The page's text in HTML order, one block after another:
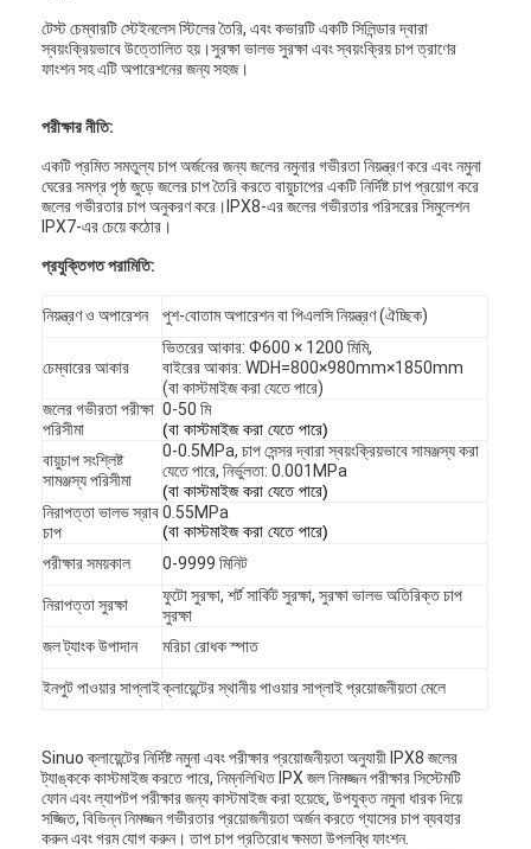
টেস্ট চেম্বারটি স্টেইনলেস স্টিলের তৈরি, এবং কভারটি একটি সিলিন্ডার দ্বারা
স্বয়ংক্রিয়ভাবে উত্তোলিত হয়।সুরক্ষা ভালভ সুরক্ষা এবং স্বয়ংক্রিয় চাপ ত্রাণের
ফাংশন সহ এটি অপারেশনের জন্য সহজ।
পরীক্ষার নীতি:
একটি প্রমিত সমতুল্য চাপ অর্জনের জন্য জলের নমুনার গভীরতা নিয়ন্ত্রণ করে এবং নমুনা
ঘেরের সমগ্র পৃষ্ঠ জুড়ে জলের চাপ তৈরি করতে বায়ুচাপের একটি নির্দিষ্ট চাপ প্রয়োগ করে
জলের গভীরতার চাপ অনুকরণ করে।IPX8-এর জলের গভীরতার পরিসরের সিমুলেশন
IPX7-এর চেয়ে কঠোর।
প্রযুক্তিগত পরামিতি:
নিয়ন্ত্রণ ও অপারেশন পুশ-বোতাম অপারেশন বা পিএলসি নিয়ন্ত্রণ (ঐচ্ছিক)
চেম্বারের আকার
ভিতরের আকার: Ф600 × 1200 মিমি,
বাইরের আকার: WDH=800×980mm×1850mm
(বা কাস্টমাইজ করা যেতে পারে)
জলের গভীরতা পরীক্ষা
পরিসীমা
0-50 মি
(বা কাস্টমাইজ করা যেতে পারে)
বায়ুচাপ সংশ্লিষ্ট
সামঞ্জস্য পরিসীমা
0-0.5MPa, চাপ সেন্সর দ্বারা স্বয়ংক্রিয়ভাবে সামঞ্জস্য করা
যেতে পারে, নির্ভুলতা: 0.001MPa
(বা কাস্টমাইজ করা যেতে পারে)
নিরাপত্তা ভালভ স্রাব
চাপ
0.55MPa
(বা কাস্টমাইজ করা যেতে পারে)
পরীক্ষার সময়কাল
0-9999 মিনিট
নিরাপত্তা সুরক্ষা
ফুটো সুরক্ষা, শর্ট সার্কিট সুরক্ষা, সুরক্ষা ভালভ অতিরিক্ত চাপ
সুরক্ষা
জল ট্যাংক উপাদান
মরিচা রোধক স্পাত
ইনপুট পাওয়ার সাপ্লাইক্লায়েন্টের স্থানীয় পাওয়ার সাপ্লাই প্রয়োজনীয়তা মেলে
Sinuo ক্লায়েন্টের নির্দিষ্ট নমুনা এবং পরীক্ষার প্রয়োজনীয়তা অনুযায়ী IPX8 জলের
ট্যাঙ্ককে কাস্টমাইজ করতে পারে, নিম্নলিখিত IPX জল নিমজ্জন পরীক্ষার সিস্টেমটি
ফোন এবং ল্যাপটপ পরীক্ষার জন্য কাস্টমাইজ করা হয়েছে, উপযুক্ত নমুনা ধারক দিয়ে
সজ্জিত, বিভিন্ন নিমজ্জন গভীরতার প্রয়োজনীয়তা অর্জন করতে গ্যাসের চাপ ব্যবহার
করুন এবং গরম যোগ করুন। তাপ চাপ প্রতিরোধ ক্ষমতা উপলব্ধি ফাংশন.